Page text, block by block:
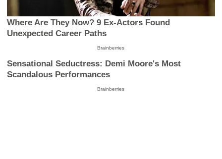
Where Are They Now? 9 Ex-Actors Found
Unexpected Career Paths
Brainberries
Sensational Seductress: Demi Moore's Most
Scandalous Performances
Brainberries